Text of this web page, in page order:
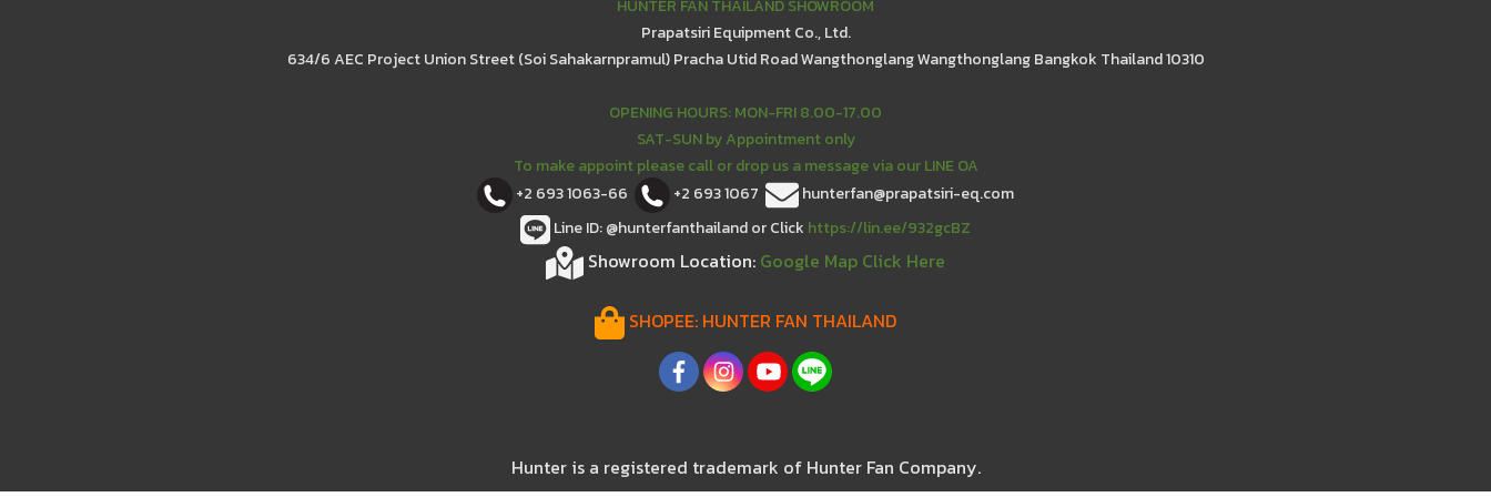
HUNTER FAN THAILAND SHOWROOM
Prapatsiri Equipment Co., Ltd.
634/6 AEC Project Union Street (Soi Sahakarnpramul) Pracha Utid Road Wangthonglang Wangthonglang Bangkok Thailand 10310
OPENING HOURS: MON-FRI 8.00-17.00
SAT-SUN by Appointment only
To make appoint please call or drop us a message via our LINE OA
+2 693 1063-66
+2 693 1067
hunterfan@prapatsiri-eq.com
Line ID: @hunterfanthailand or Click https://lin.ee/932gcBZ
Showroom Location: Google Map Click Here
SHOPEE: HUNTER FAN THAILAND
Hunter is a registered trademark of Hunter Fan Company.